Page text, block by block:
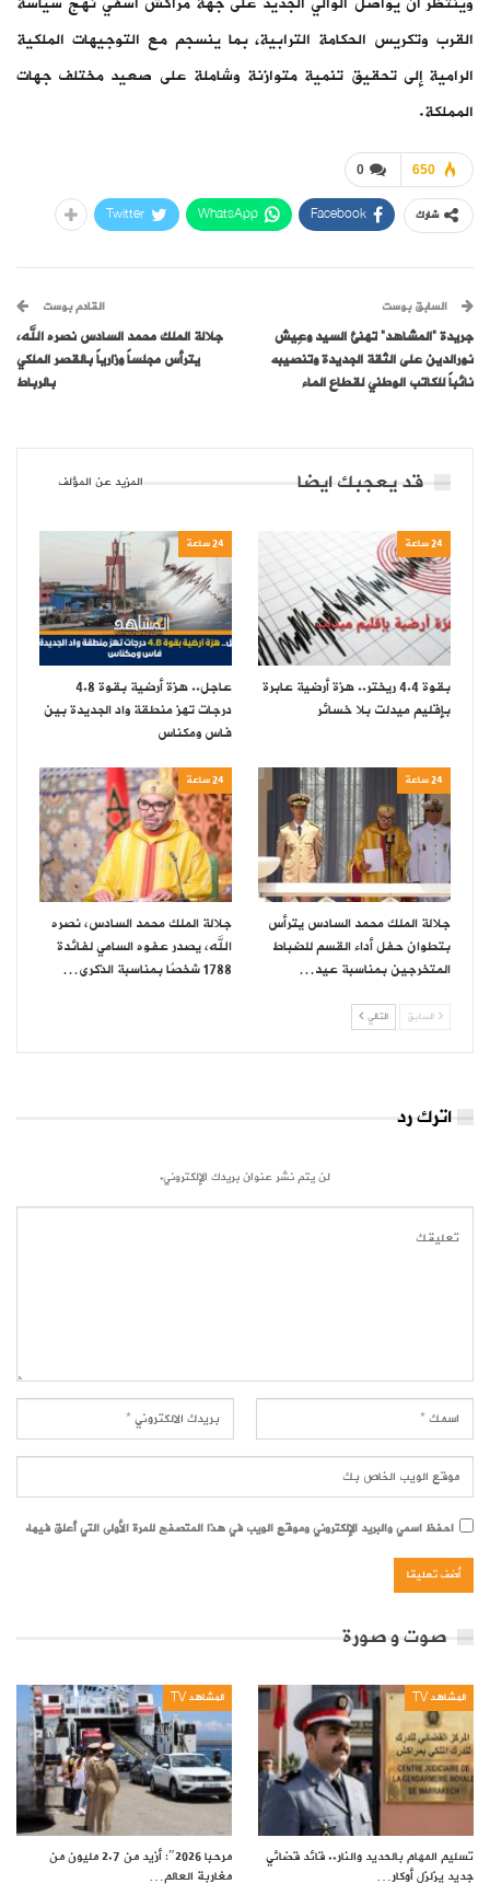
القرب وتكريس الحكامة الترابية، بما ينسجم مع التوجيهات الملكية
الرامية إلى تحقيق تنمية متوازنة وشاملة على صعيد مختلف جهات
المملكة.
0 650
شارك Facebook
WhatsApp
Twitter
السابق بوست
جريدة “المشاهد” تهنئ السيد وعِيش
نورالدين على الثقة الجديدة وتنصيبه
نائباً للكاتب الوطني لقطاع الماء
القادم بوست
جلالة الملك محمد السادس نصره الله،
يترأس مجلساً وزارياً بالقصر الملكي
بالرباط
قد يعجبك ايضا المزيد عن المؤلف
24 ساعة
بقوة 4.4 ريختر.. هزة أرضية عابرة
بإقليم ميدلت بلا خسائر
24 ساعة
عاجل.. هزة أرضية بقوة 4.8
درجات تهز منطقة واد الجديدة بين
فاس ومكناس
24 ساعة
جلالة الملك محمد السادس يترأس
بتطوان حفل أداء القسم للضباط
المتخرجين بمناسبة عيد…
24 ساعة
جلالة الملك محمد السادس، نصره
الله، يصدر عفوه السامي لفائدة
1788 شخصًا بمناسبة الذكرى…
السابق التالي
اترك رد
لن يتم نشر عنوان بريدك الإلكتروني.
احفظ اسمي والبريد الإلكتروني وموقع الويب في هذا المتصفح للمرة الأولى التي أعلق فيها.
صوت و صورة
المشاهد TV
تسليم المهام بالحديد والنار.. قائد قضائي
جديد يزلزل أوكار…
المشاهد TV
مرحبا 2026″: أزيد من 2.7 مليون من
مغاربة العالم…